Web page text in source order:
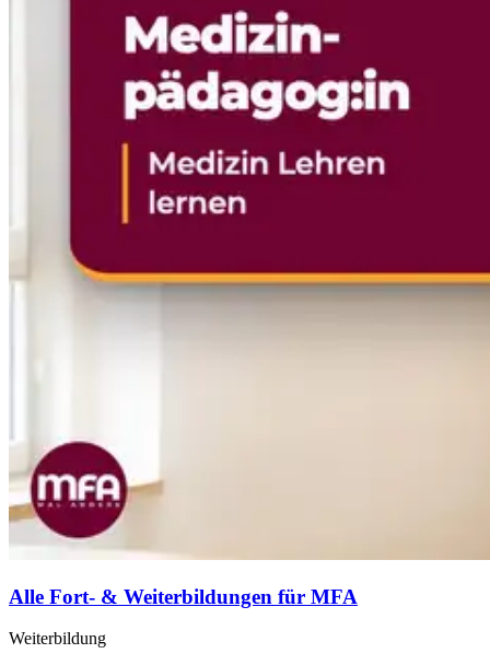
Alle Fort- & Weiterbildungen für MFA
Weiterbildung